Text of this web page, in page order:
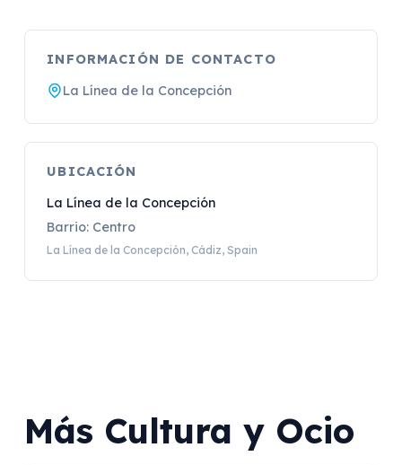
INFORMACIÓN DE CONTACTO
La Línea de la Concepción
UBICACIÓN
La Línea de la Concepción
Barrio: Centro
La Línea de la Concepción, Cádiz, Spain
Más Cultura y Ocio